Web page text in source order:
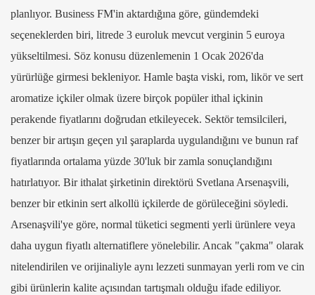
planlıyor. Business FM'in aktardığına göre, gündemdeki
seçeneklerden biri, litrede 3 euroluk mevcut verginin 5 euroya
yükseltilmesi. Söz konusu düzenlemenin 1 Ocak 2026'da
yürürlüğe girmesi bekleniyor. Hamle başta viski, rom, likör ve sert
aromatize içkiler olmak üzere birçok popüler ithal içkinin
perakende fiyatlarını doğrudan etkileyecek. Sektör temsilcileri,
benzer bir artışın geçen yıl şaraplarda uygulandığını ve bunun raf
fiyatlarında ortalama yüzde 30'luk bir zamla sonuçlandığını
hatırlatıyor. Bir ithalat şirketinin direktörü Svetlana Arsenaşvili,
benzer bir etkinin sert alkollü içkilerde de görüleceğini söyledi.
Arsenaşvili'ye göre, normal tüketici segmenti yerli ürünlere veya
daha uygun fiyatlı alternatiflere yönelebilir. Ancak "çakma" olarak
nitelendirilen ve orijinaliyle aynı lezzeti sunmayan yerli rom ve cin
gibi ürünlerin kalite açısından tartışmalı olduğu ifade ediliyor.